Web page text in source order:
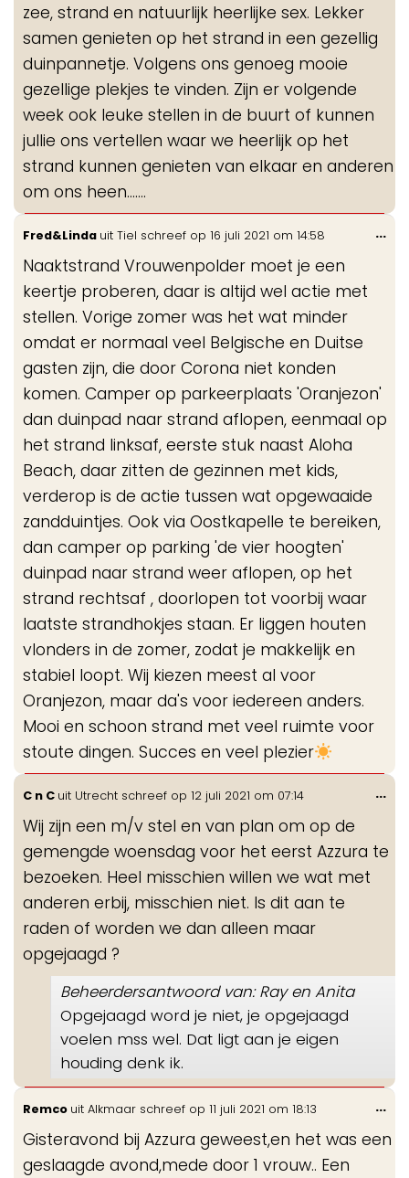
zee, strand en natuurlijk heerlijke sex. Lekker
samen genieten op het strand in een gezellig
duinpannetje. Volgens ons genoeg mooie
gezellige plekjes te vinden. Zijn er volgende
week ook leuke stellen in de buurt of kunnen
jullie ons vertellen waar we heerlijk op het
strand kunnen genieten van elkaar en anderen
om ons heen.......
Fred&Linda uit Tiel schreef op 16 juli 2021 om 14:58
Naaktstrand Vrouwenpolder moet je een
keertje proberen, daar is altijd wel actie met
stellen. Vorige zomer was het wat minder
omdat er normaal veel Belgische en Duitse
gasten zijn, die door Corona niet konden
komen. Camper op parkeerplaats 'Oranjezon'
dan duinpad naar strand aflopen, eenmaal op
het strand linksaf, eerste stuk naast Aloha
Beach, daar zitten de gezinnen met kids,
verderop is de actie tussen wat opgewaaide
zandduintjes. Ook via Oostkapelle te bereiken,
dan camper op parking 'de vier hoogten'
duinpad naar strand weer aflopen, op het
strand rechtsaf , doorlopen tot voorbij waar
laatste strandhokjes staan. Er liggen houten
vlonders in de zomer, zodat je makkelijk en
stabiel loopt. Wij kiezen meest al voor
Oranjezon, maar da's voor iedereen anders.
Mooi en schoon strand met veel ruimte voor
stoute dingen. Succes en veel plezier
...
C n C uit Utrecht schreef op 12 juli 2021 om 07:14
Wij zijn een m/v stel en van plan om op de
gemengde woensdag voor het eerst Azzura te
bezoeken. Heel misschien willen we wat met
anderen erbij, misschien niet. Is dit aan te
raden of worden we dan alleen maar
opgejaagd ?
Beheerdersantwoord van: Ray en Anita
Opgejaagd word je niet, je opgejaagd
voelen mss wel. Dat ligt aan je eigen
houding denk ik.
...
Remco uit Alkmaar schreef op 11 juli 2021 om 18:13
Gisteravond bij Azzura geweest,en het was een
geslaagde avond,mede door 1 vrouw.. Een
...